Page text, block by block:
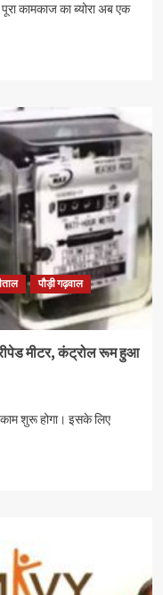
कामकाज का ब्योरा अब एक
पौड़ी गढ़वाल
मीटर, कंट्रोल रूम हुआ
काम शुरू होगा। इसके लिए